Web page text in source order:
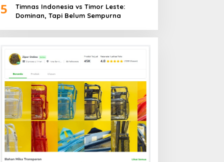
5
Timnas Indonesia vs Timor Leste:
Dominan, Tapi Belum Sempurna